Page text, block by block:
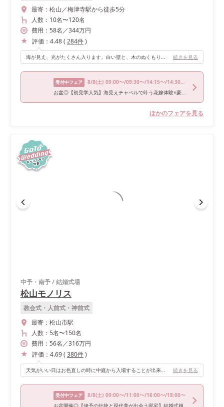
最寄： 松山／梅津寺駅から徒歩5分
人数： 10名〜120名
費用： 58名 ／344万円
評価： 4.48( 284件)
海が見え、光がたくさん入ります。白い壁と、木のぬくもりを感じられる"ナチュラルウエディング"なとっても可愛いチャペルです！ 続きを見る
受付中フェア 8/8(土) 09:00〜/09:30〜/14:15〜/14:30〜/18:00〜
お盆◎【初見学人気】海見えチャペルで叶う花嫁体験×豪華試食
ほかのフェアを見る
中予・南予/結婚式場
松山モノリス
教会式・人前式・神前式
最寄： 松山市駅
人数： 5名〜150名
費用： 56名 ／316万円
評価： 4.69( 380件)
天気がいい日はお色直しの時に中庭から入場することが出来ます。紅葉や桜などを見ることができるので、季節で雰囲気が変わることも面白いです。 また、オプションでキャンドルを飾ることも可能でした。私たちは予算の関係から諦めましたが、すごく綺麗なのでオススメです。 続きを見る
受付中フェア 8/8(土) 09:00〜/11:00〜/16:00〜/18:00〜